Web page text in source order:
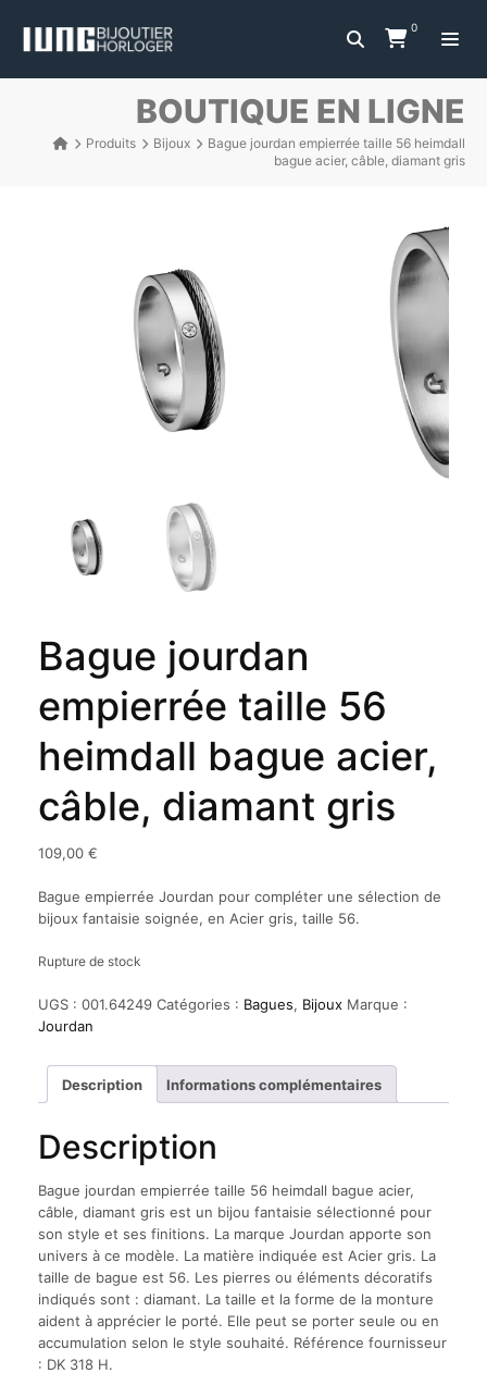
0
BOUTIQUE EN LIGNE
Produits Bijoux
Bague jourdan empierrée taille 56 heimdall
bague acier, câble, diamant gris
Bague jourdan
empierrée taille 56
heimdall bague acier,
câble, diamant gris
109,00 €
Bague empierrée Jourdan pour compléter une sélection de
bijoux fantaisie soignée, en Acier gris, taille 56.
Rupture de stock
UGS : 001.64249 Catégories : Bagues, Bijoux Marque :
Jourdan
Description Informations complémentaires
Description
Bague jourdan empierrée taille 56 heimdall bague acier,
câble, diamant gris est un bijou fantaisie sélectionné pour
son style et ses finitions. La marque Jourdan apporte son
univers à ce modèle. La matière indiquée est Acier gris. La
taille de bague est 56. Les pierres ou éléments décoratifs
indiqués sont : diamant. La taille et la forme de la monture
aident à apprécier le porté. Elle peut se porter seule ou en
accumulation selon le style souhaité. Référence fournisseur
: DK 318 H.